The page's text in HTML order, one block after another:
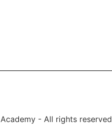
- All rights reserved